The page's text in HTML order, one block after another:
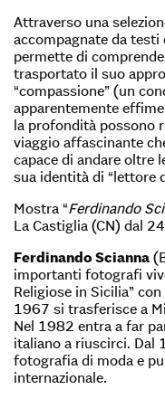
Attraverso una
accompagnate da testi
permette di
trasportato il suo
“compassione” (un
apparentemente
la profondità possono
viaggio affascinante
capace di andare oltre
sua identità di “lettore
Mostra “Ferdinando
La Castiglia (CN) dal
Ferdinando Scianna
importanti fotografi
Religiose in Sicilia”
1967 si trasferisce a
Nel 1982 entra a far
italiano a riuscirci. Dal
fotografia di moda e
internazionale.